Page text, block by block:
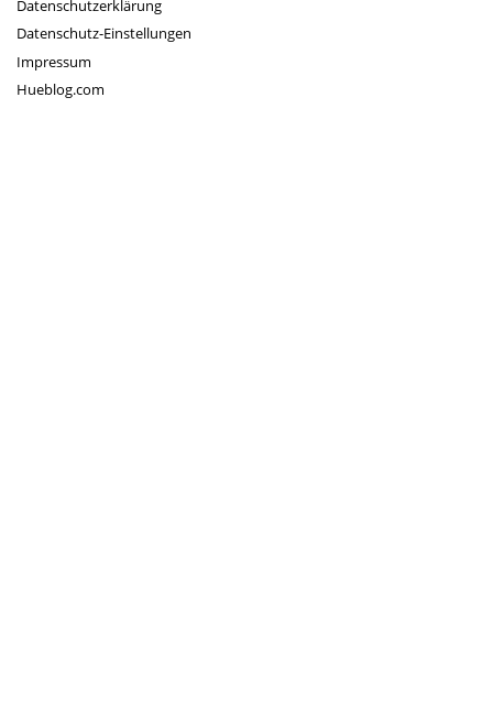
Datenschutzerklärung
Datenschutz-Einstellungen
Impressum
Hueblog.com